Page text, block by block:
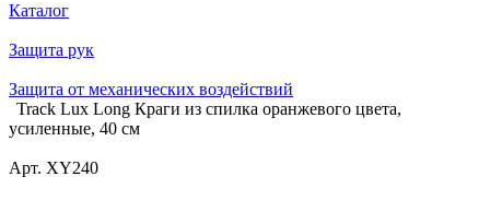
Каталог
Защита рук
Защита от механических воздействий
Track Lux Long Краги из спилка оранжевого цвета,
усиленные, 40 см
Арт. XY240